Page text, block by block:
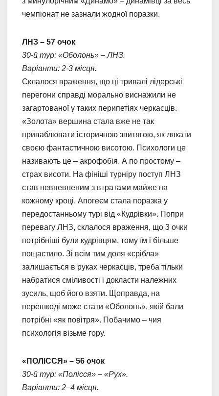
чемпіонат не зазнали жодної поразки.
ЛНЗ – 57 очок
30-й тур: «Оболонь» – ЛНЗ.
Варіанти: 2-3 місця.
Склалося враження, що ці тривалі лідерські
перегони справді морально виснажили не
загартованої у таких перипетіях черкасців.
«Золота» вершина стала вже не так
приваблювати історичною звитягою, як лякати
своєю фантастичною висотою. Психологи це
називають це – акрофобія. А по простому –
страх висоти. На фініші турніру поступ ЛНЗ
став невпевненим з втратами майже на
кожному кроці. Апогеєм стала поразка у
передостанньому турі від «Кудрівки». Попри
перевагу ЛНЗ, склалося враження, що 3 очки
потрібніші були кудрівцям, тому їм і більше
пощастило. Зі всім тим доля «срібла»
залишається в руках черкасців, треба тільки
набратися сміливості і докласти належних
зусиль, щоб його взяти. Щоправда, на
перешкоді може стати «Оболонь», якій бали
потрібні «як повітря». Побачимо – чия
психологія візьме гору.
«ПОЛІССЯ» – 56 очок
30-й тур: «Полісся» – «Рух».
Варіанти: 2–4 місця.